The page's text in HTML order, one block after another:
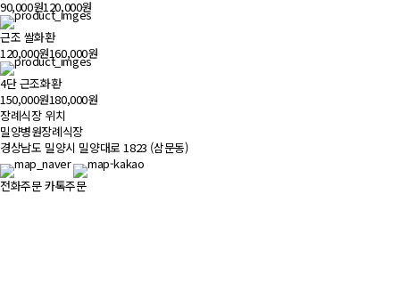
90,000원120,000원
근조 쌀화환
120,000원160,000원
4단 근조화환
150,000원180,000원
장례식장 위치500m
밀양병원장례식장
경상남도 밀양시 밀양대로 1823 (삼문동)
전화주문카톡주문